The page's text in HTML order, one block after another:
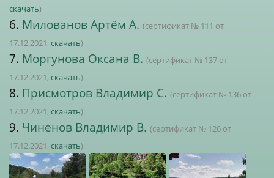
скачать)
6. Милованов Артём А. (сертификат № 111 от
17.12.2021, скачать)
7. Моргунова Оксана В. (сертификат № 137 от
17.12.2021, скачать)
8. Присмотров Владимир С. (сертификат № 136 от
17.12.2021, скачать)
9. Чиненов Владимир В. (сертификат № 126 от
17.12.2021, скачать)